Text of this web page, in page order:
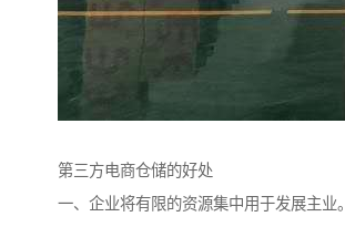
第三方电商仓储的好处
一、企业将有限的资源集中用于发展主业。